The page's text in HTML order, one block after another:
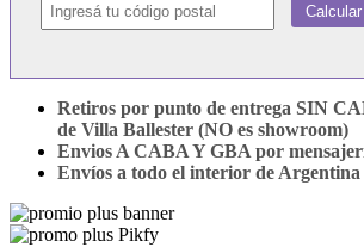
Calcular
Retiros por punto de entrega SIN
de Villa Ballester (NO es showroom)
Envios A CABA Y GBA por
Envíos a todo el interior de